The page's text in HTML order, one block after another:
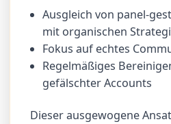
Ausgleich von panel-
mit organischen
Fokus auf echtes
Regelmäßiges
gefälschter Accounts
Dieser ausgewogene